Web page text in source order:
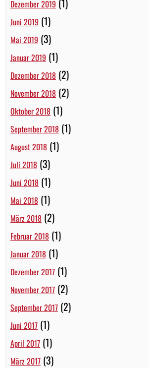
Dezember 2019
Juni 2019 (1)
Mai 2019 (3)
Januar 2019 (1)
Dezember 2018 (2)
November 2018 (2)
Oktober 2018 (1)
September 2018 (1)
August 2018 (1)
Juli 2018 (3)
Juni 2018 (1)
Mai 2018 (1)
März 2018 (2)
Februar 2018 (1)
Januar 2018 (1)
Dezember 2017 (1)
November 2017 (2)
September 2017 (2)
Juni 2017 (1)
April 2017 (1)
März 2017 (3)